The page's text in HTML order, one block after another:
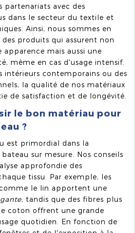
partenariats avec des
dans le secteur du textile et
Ainsi, nous sommes en
produits qui assurent non
mais aussi une
même en cas d'usage intensif.
intérieurs contemporains ou des
la qualité de nos matériaux
de satisfaction et de longévité.
le bon matériau pour
?
est primordial dans la
sur mesure. Nos conseils
approfondie des
tissu. Par exemple, les
le lin apportent une
, tandis que des fibres plus
coton offrent une grande
quotidien. En fonction de